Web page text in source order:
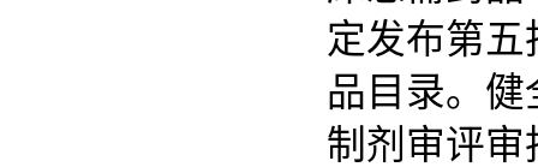
定发布第
品目录。
制剂审评